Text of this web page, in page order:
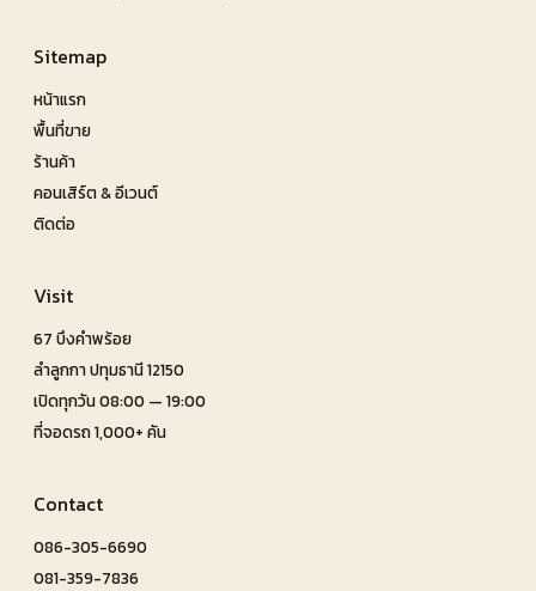
Sitemap
หน้าแรก
พื้นที่ขาย
ร้านค้า
คอนเสิร์ต & อีเวนต์
ติดต่อ
Visit
67 บึงคำพร้อย
ลำลูกกา ปทุมธานี 12150
เปิดทุกวัน 08:00 — 19:00
ที่จอดรถ 1,000+ คัน
Contact
086-305-6690
081-359-7836